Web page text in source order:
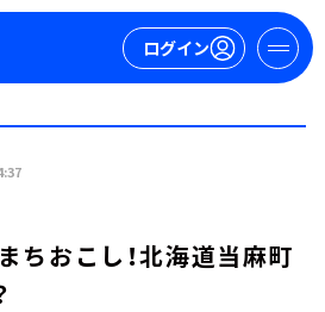
ログイン
ちおこし！北海道当麻町